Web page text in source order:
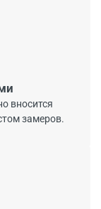
вносится
замеров.